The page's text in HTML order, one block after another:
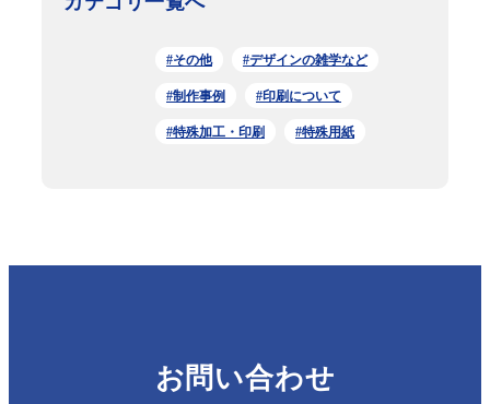
#その他 #デザインの雑学など
#制作事例 #印刷について
#特殊加工・印刷 #特殊用紙
お問い合わせ